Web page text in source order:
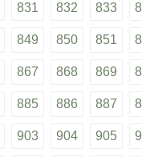
831 832 833
849 850 851
867 868 869
885 886 887
903 904 905